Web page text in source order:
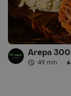
Arepa
49 min ·